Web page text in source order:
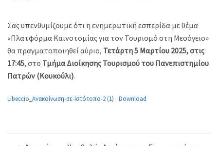
Σας υπενθυμίζουμε ότι η ενημερωτική εσπερίδα με θέμα
«Πλατφόρμα Καινοτομίας για τον Τουρισμό στη Μεσόγειο»
θα πραγματοποιηθεί αύριο, Τετάρτη 5 Μαρτίου 2025, στις
17:45, στο Τμήμα Διοίκησης Τουρισμού του Πανεπιστημίου
Πατρών (Κουκούλι).
Libeccio_Ανακοίνωση-σε-Ιστότοπο-2 (1) Download